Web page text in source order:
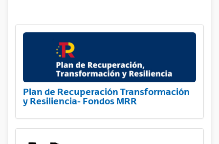
Plan de Recuperación Transformación
y Resiliencia- Fondos MRR